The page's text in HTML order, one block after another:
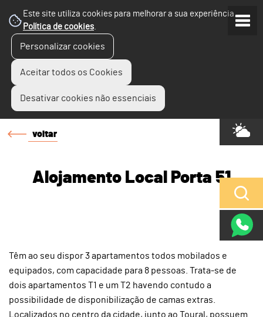
Este site utiliza cookies para melhorar a sua experiência.
Política de cookies.
Personalizar cookies
Aceitar todos os Cookies
Desativar cookies não essenciais
voltar
Alojamento Local Porta 51
Têm ao seu dispor 3 apartamentos todos mobilados e
equipados, com capacidade para 8 pessoas. Trata-se de
dois apartamentos T1 e um T2 havendo contudo a
possibilidade de disponibilização de camas extras.
Localizados no centro da cidade, junto ao Toural, possuem